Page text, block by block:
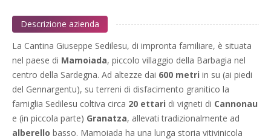
Descrizione azienda
La Cantina Giuseppe Sedilesu, di impronta familiare, è situata
nel paese di Mamoiada, piccolo villaggio della Barbagia nel
centro della Sardegna. Ad altezze dai 600 metri in su (ai piedi
del Gennargentu), su terreni di disfacimento granitico la
famiglia Sedilesu coltiva circa 20 ettari di vigneti di Cannonau
e (in piccola parte) Granatza, allevati tradizionalmente ad
alberello basso. Mamoiada ha una lunga storia vitivinicola